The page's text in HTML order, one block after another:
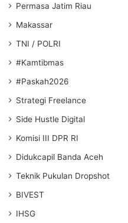
Permasa Jatim Riau
Makassar
TNI / POLRI
#Kamtibmas
#Paskah2026
Strategi Freelance
Side Hustle Digital
Komisi III DPR RI
Didukcapil Banda Aceh
Teknik Pukulan Dropshot
BIVEST
IHSG